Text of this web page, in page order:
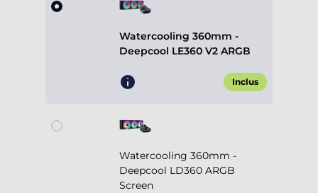
Watercooling 360mm -
Deepcool LE360 V2 ARGB
Inclus
Watercooling 360mm -
Deepcool LD360 ARGB
Screen